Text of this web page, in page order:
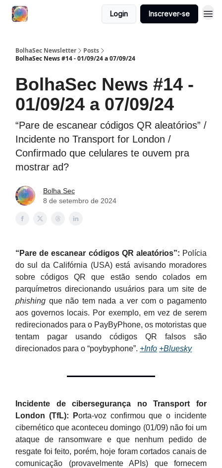
Login Inscrever-se
BolhaSec Newsletter
Posts
BolhaSec News #14 - 01/09/24 a 07/09/24
BolhaSec News #14 -
01/09/24 a 07/09/24
“Pare de escanear códigos QR aleatórios” /
Incidente no Transport for London /
Confirmado que celulares te ouvem pra
mostrar ad?
Bolha Sec
8 de setembro de 2024
“Pare de escanear códigos QR aleatórios”: Polícia
do sul da Califórnia (USA) está avisando moradores
sobre códigos QR que estão sendo colados em
parquímetros direcionando usuários para um site de
phishing que não tem nada a ver com o pagamento
aos governos locais. Por exemplo, em vez de serem
redirecionados para o PayByPhone, os motoristas que
tentam pagar usando códigos QR falsos são
direcionados para o “poybyphone”. +Info +Bluesky
Incidente de cibersegurança no Transport for
London (TfL): Porta-voz confirmou que o incidente
cibernético que aconteceu domingo (01/09) não foi um
ataque de ransomware e que nenhum pedido de
resgate foi feito, porém, hoje foram cortados canais de
comunicação (provavelmente APIs) que fornecem